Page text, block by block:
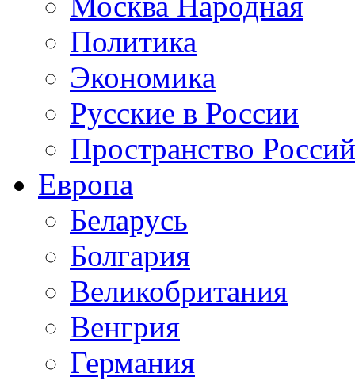
Политика
Экономика
Русские в России
Пространство
Европа
Беларусь
Болгария
Великобритания
Венгрия
Германия